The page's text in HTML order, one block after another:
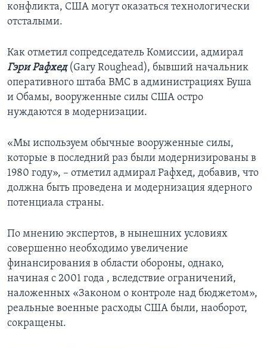
конфликта, США могут оказаться технологически
отсталыми.
Как отметил сопредседатель Комиссии, адмирал
Гэри Рафхед(Gary Roughead), бывший начальник
оперативного штаба ВМС в администрациях Буша
и Обамы, вооруженные силы США остро
нуждаются в модернизации.
«Мы используем обычные вооруженные силы,
которые в последний раз были модернизированы в
1980 году», – отметил адмирал Рафхед, добавив, что
должна быть проведена и модернизация ядерного
потенциала страны.
По мнению экспертов, в нынешних условиях
совершенно необходимо увеличение
финансирования в области обороны, однако,
начиная с 2001 года , вследствие ограничений,
наложенных «Законом о контроле над бюджетом»,
реальные военные расходы США были, наоборот,
сокращены.